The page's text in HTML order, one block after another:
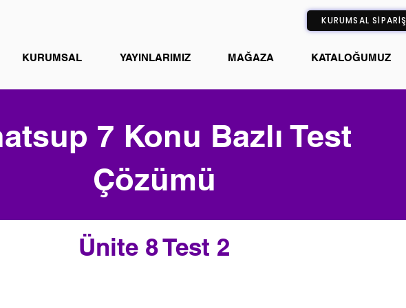
KURUMSAL SİPARİŞ
KURUMSAL YAYINLARIMIZ MAĞAZA KATALOĞUMUZ
7 Konu Bazlı Test
Çözümü
Ünite 8 Test 2